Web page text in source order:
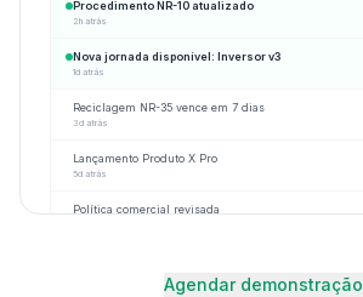
Procedimento NR-10 atualizado
2h atrás
Nova jornada disponível: Inversor v3
1d atrás
Reciclagem NR-35 vence em 7 dias
3d atrás
Lançamento Produto X Pro
5d atrás
Política comercial revisada
Agendar demonstração